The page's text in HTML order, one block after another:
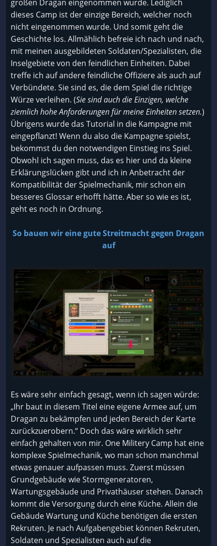
großen Dragan eingenommen wurde. Lediglich
dieses Camp ist der einzige Bereich, welcher noch
nicht eingenommen wurde. Und somit geht die
Geschichte los. Allmählich befreie ich nach und nach,
mit meinen ausgebildeten Soldaten/Spezialisten, die
Inselgebiete von den feindlichen Einheiten. Dabei
treffe ich auf andere feindliche Offiziere als auch auf
Verbündete. Sie sind es, die dem Spiel die richtige
Würze verleihen. (Sie sind auch die Einzigen, welche
ziemlich hohe Anforderungen für meine Einheiten setzen.)
Übrigens wurde das Tutorial in die Kampagne mit
eingepflanzt! Wenn du also die Kampagne spielst,
bekommst du den notwendigen Einstieg ins Spiel.
Obwohl ich sagen muss, das es hier und da kleine
Erklärungslücken gibt und ich in Anbetracht der
Kompatibilität der Spielmechanik, mir schon ein
besseres Glossar erhofft hätte. Aber so wie es ist,
geht es noch in Ordnung.
So bauen wir eine gute Streitmacht gegen Dragan
auf
Es wäre sehr einfach gesagt, wenn ich sagen würde:
„Ihr baut in diesem Titel eine eigene Armee auf, um
Dragan zu bekämpfen und jeden Bereich der Karte
zurückzuerobern.“ Doch das wäre wirklich sehr
einfach gehalten von mir. One Militery Camp hat eine
komplexe Spielmechanik, wo man schon manchmal
etwas genauer aufpassen muss. Zuerst müssen
Grundgebäude wie Stormgeneratoren,
Wartungsgebäude und Privathäuser stehen. Danach
kommt die Versorgung durch eine Küche. Allein die
Gebäude Wartung und Küche benötigen die ersten
Rekruten. Je nach Aufgabengebiet können Rekruten,
Soldaten und Spezialisten auch auf die